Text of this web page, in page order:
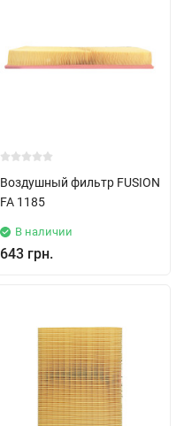
Воздушный фильтр FUSION
FA 1185
В наличии
643 грн.